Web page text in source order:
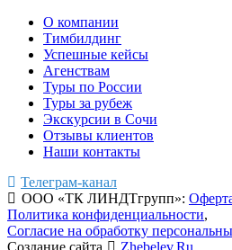
О компании
Тимбилдинг
Успешные кейсы
Агенствам
Туры по России
Туры за рубеж
Экскурсии в Сочи
Отзывы клиентов
Наши контакты
Телеграм-канал
ООО «ТК ЛИНДТгрупп»:
Политика конфиденциальности,
Согласие на обработку
Создание сайта
Zhebelev.Ru